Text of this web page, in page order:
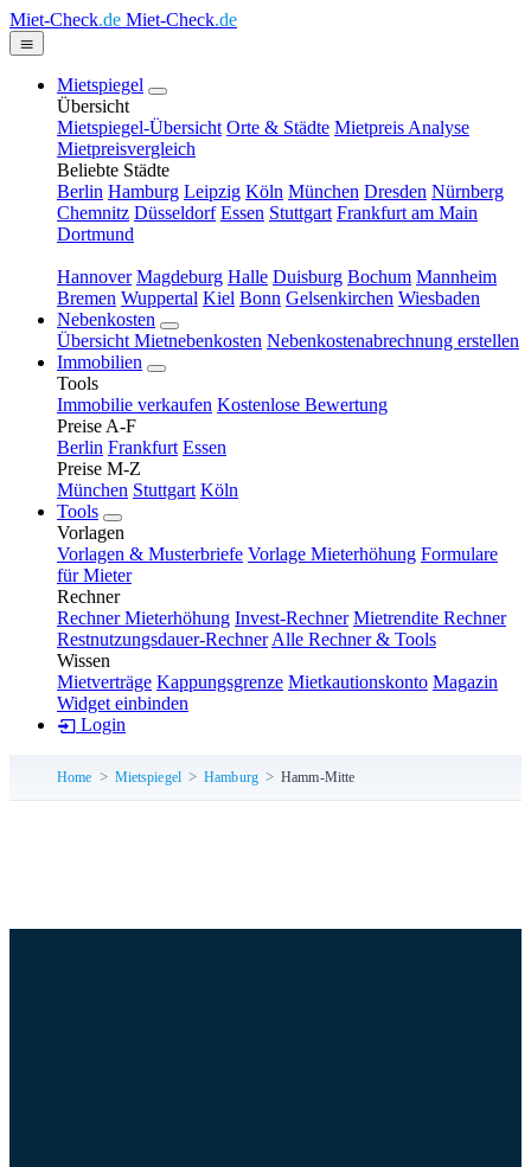
Miet-Check.de Miet-Check.de
Mietspiegel
Übersicht
Mietspiegel-Übersicht Orte & Städte Mietpreis Analyse
Mietpreisvergleich
Beliebte Städte
Berlin Hamburg Leipzig Köln München Dresden Nürnberg
Chemnitz Düsseldorf Essen Stuttgart Frankfurt am Main
Dortmund
Hannover Magdeburg Halle Duisburg Bochum Mannheim
Bremen Wuppertal Kiel Bonn Gelsenkirchen Wiesbaden
Nebenkosten
Übersicht Mietnebenkosten Nebenkostenabrechnung erstellen
Immobilien
Tools
Immobilie verkaufen Kostenlose Bewertung
Preise A-F
Berlin Frankfurt Essen
Preise M-Z
München Stuttgart Köln
Tools
Vorlagen
Vorlagen & Musterbriefe Vorlage Mieterhöhung Formulare
für Mieter
Rechner
Rechner Mieterhöhung Invest-Rechner Mietrendite Rechner
Restnutzungsdauer-Rechner Alle Rechner & Tools
Wissen
Mietverträge Kappungsgrenze Mietkautionskonto Magazin
Widget einbinden
Login
Home Mietspiegel Hamburg Hamm-Mitte